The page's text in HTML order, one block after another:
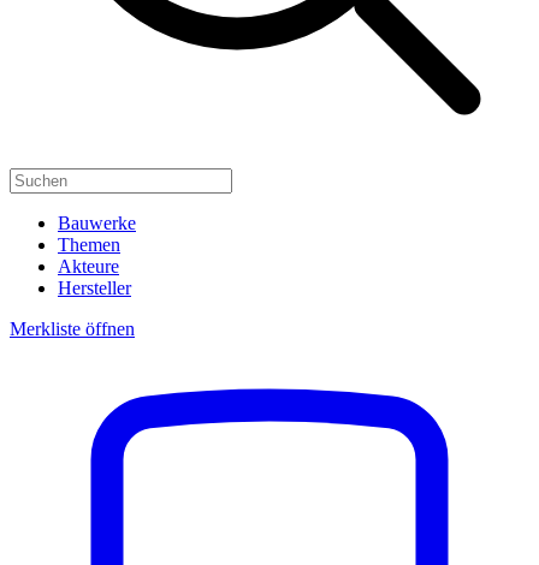
Bauwerke
Themen
Akteure
Hersteller
Merkliste öffnen